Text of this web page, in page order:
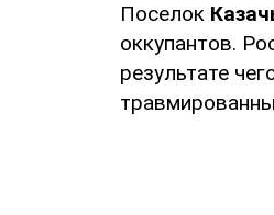
Поселок
оккупантов.
результате